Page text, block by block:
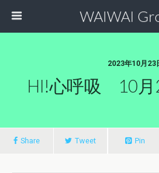
WAIWAI
2023年10月23
HI!心呼吸 10月
Share Tweet Pin